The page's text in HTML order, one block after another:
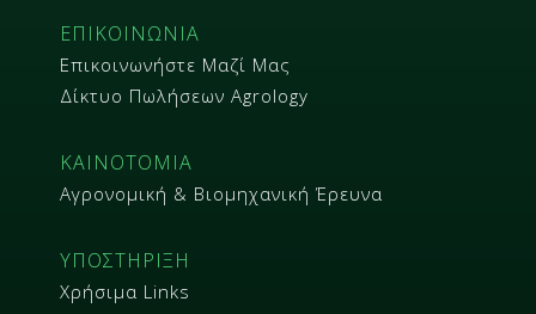
ΕΠΙΚΟΙΝΩΝΙΑ
Επικοινωνήστε Μαζί Μας
Δίκτυο Πωλήσεων Agrology
ΚΑΙΝΟΤΟΜΙΑ
Αγρονομική & Βιομηχανική Έρευνα
ΥΠΟΣΤΗΡΙΞΗ
Χρήσιμα Links